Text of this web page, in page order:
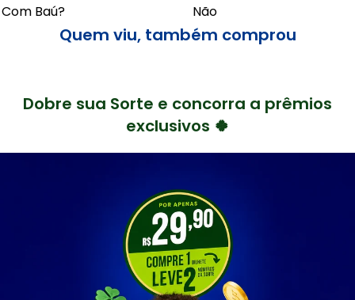
Com Baú?
Não
Quem viu, também comprou
Dobre sua Sorte e concorra a prêmios
exclusivos 🍀